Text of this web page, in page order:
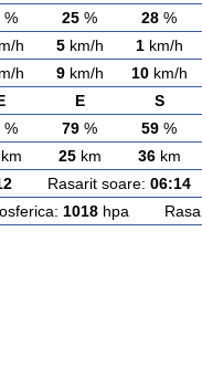
% 25 % 28 %
h 5km/h 1km/h
h 9km/h 10km/h
E S
% 79 % 59 %
25km 36km
Rasarit soare: 06:14
1018hpa